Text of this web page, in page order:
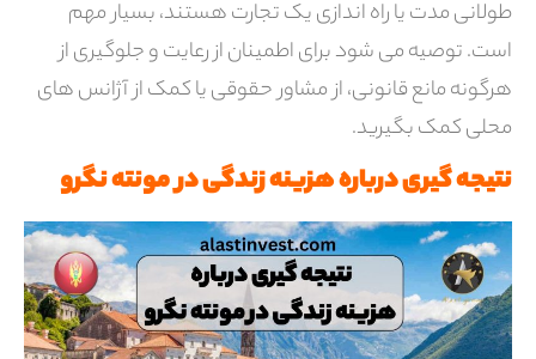
طولانی مدت یا راه اندازی یک تجارت هستند، بسیار مهم
است. توصیه می شود برای اطمینان از رعایت و جلوگیری از
هرگونه مانع قانونی، از مشاور حقوقی یا کمک از آژانس های
محلی کمک بگیرید.
نتیجه گیری درباره هزینه زندگی در مونته نگرو